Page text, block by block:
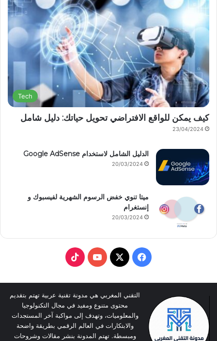
Tech
كيف يمكن للواقع الافتراضي تحويل حياتك: دليل شامل
23/04/2024
الدليل الشامل لاستخدام Google AdSense
20/03/2024
ميتا تنوي خفض الرسوم الشهرية لفيسبوك و
إنستغرام
20/03/2024
F
c
e
b
X
Y
u
T
u
T
k
T
o
التقني المغربي هي مدونة تقنية عربية تهتم بتقديم
محتوى متنوع ومفيد في مجال التكنولوجيا
والمعلوميات، وتهدف إلى مواكبة آخر المستجدات
والابتكارات في العالم الرقمي بطريقة واضحة
ومبسطة. تهتم المدونة بنشر مقالات وشروحات